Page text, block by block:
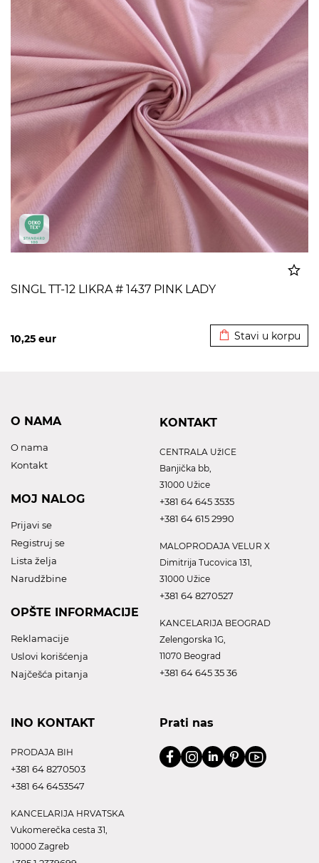
SINGL TT-12 LIKRA # 1437 PINK LADY
10,25 eur Stavi u korpu
O NAMA
O nama
Kontakt
MOJ NALOG
Prijavi se
Registruj se
Lista želja
Narudžbine
OPŠTE INFORMACIJE
Reklamacije
Uslovi korišćenja
Najčešća pitanja
KONTAKT
CENTRALA UžICE
Banjička bb,
31000 Užice
+381 64 645 3535
+381 64 615 2990
MALOPRODAJA VELUR X
Dimitrija Tucovica 131,
31000 Užice
+381 64 8270527
KANCELARIJA BEOGRAD
Zelengorska 1G,
11070 Beograd
+381 64 645 35 36
INO KONTAKT
PRODAJA BIH
+381 64 8270503
+381 64 6453547
KANCELARIJA HRVATSKA
Vukomerečka cesta 31,
10000 Zagreb
Prati nas